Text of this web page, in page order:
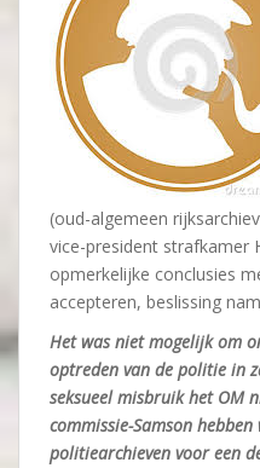
(oud-algemeen
vice-president strafkamer
opmerkelijke conclusies
accepteren, beslissing
Het was niet mogelijk om
optreden van de politie in
seksueel misbruik het OM
commissie-Samson
politiearchieven voor een